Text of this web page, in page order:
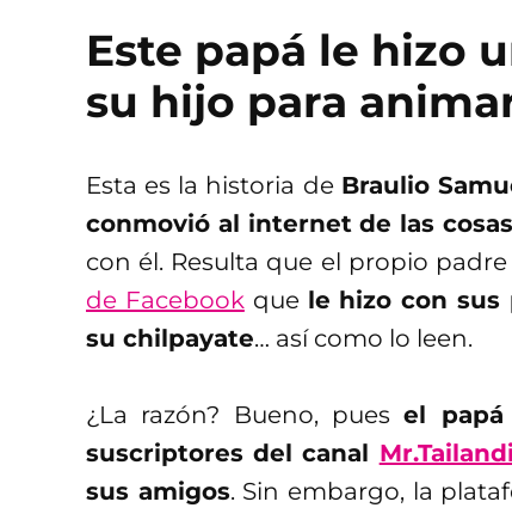
Este papá le hizo
su hijo para
Esta es la historia de Braulio
conmovió al internet de las cosas
con él. Resulta que el propio
de Facebookque le hizo con sus
su chilpayate… así como lo leen.
¿La razón? Bueno, puesel
suscriptores del canal
sus amigos. Sin embargo, la